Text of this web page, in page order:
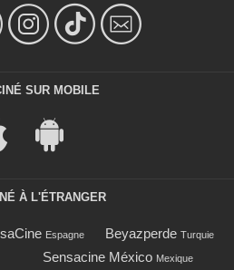
SUR MOBILE
À L'ÉTRANGER
Espagne Beyazperde Turquie
Sensacine México Mexique